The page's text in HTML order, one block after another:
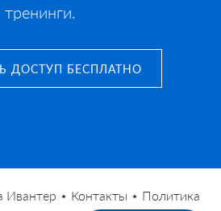
тренинги.
ДОСТУП БЕСПЛАТНО
Ивантер ⋆ Контакты ⋆ Политика